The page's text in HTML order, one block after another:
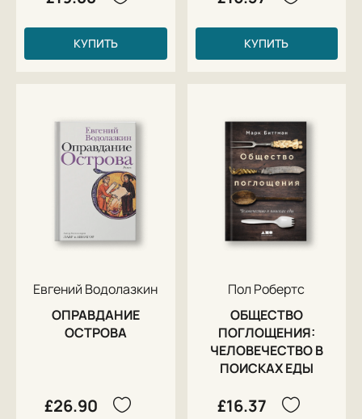
КУПИТЬ КУПИТЬ
Евгений Водолазкин
ОПРАВДАНИЕ
ОСТРОВА
£26.90
Пол Робертс
ОБЩЕСТВО
ПОГЛОЩЕНИЯ:
ЧЕЛОВЕЧЕСТВО В
ПОИСКАХ ЕДЫ
£16.37